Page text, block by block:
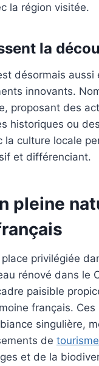
la région visitée.
la
désormais aussi
innovants.
proposant des
historiques ou
culture locale
et différenciant.
pleine
privilégiée
rénové dans le
paisible
français. Ces
singulière,
de
et de la